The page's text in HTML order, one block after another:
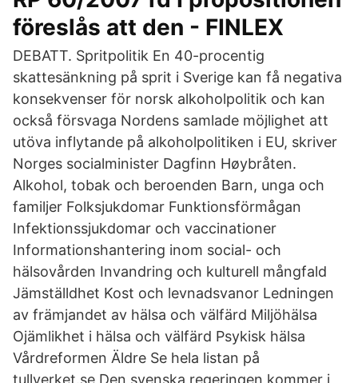
föreslås att den - FINLEX
DEBATT. Spritpolitik En 40-procentig
skattesänkning på sprit i Sverige kan få negativa
konsekvenser för norsk alkoholpolitik och kan
också försvaga Nordens samlade möjlighet att
utöva inflytande på alkoholpolitiken i EU, skriver
Norges socialminister Dagfinn Høybråten.
Alkohol, tobak och beroenden Barn, unga och
familjer Folksjukdomar Funktionsförmågan
Infektionssjukdomar och vaccinationer
Informationshantering inom social- och
hälsovården Invandring och kulturell mångfald
Jämställdhet Kost och levnadsvanor Ledningen
av främjandet av hälsa och välfärd Miljöhälsa
Ojämlikhet i hälsa och välfärd Psykisk hälsa
Vårdreformen Äldre Se hela listan på
tullverket.se Den svenska regeringen kommer i